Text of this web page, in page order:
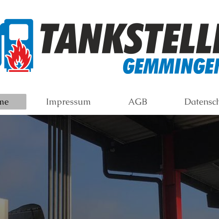
Impressum AGB